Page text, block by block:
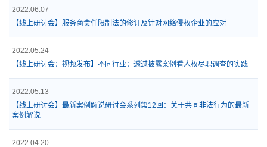
2022.06.07
【线上研讨会】服务商责任限制法的修订及针对网络侵权企业的应对
2022.05.24
【线上研讨会：视频发布】不同行业：透过披露案例看人权尽职调查的实践
2022.05.13
【线上研讨会】最新案例解说研讨会系列第12回：关于共同非法行为的最新
案例解说
2022.04.20